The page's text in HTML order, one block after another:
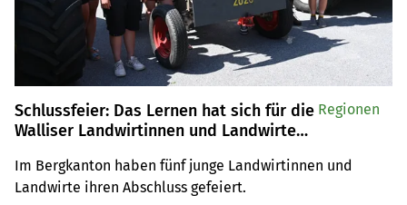
Schlussfeier: Das Lernen hat sich für die
Walliser Landwirtinnen und Landwirte
Im Bergkanton haben fünf junge Landwirtinnen und
Landwirte ihren Abschluss gefeiert.
Regionen